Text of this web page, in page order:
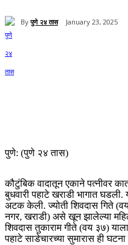
By पुणे २४ तास January 23, 2025
पुणे: (पुणे २४ तास)
कौटुंबिक वादातून एकाने पत्नीवर
बुधवारी पहाटे खराडी भागात
अटक केली. ज्योती शिवदास गिते
नगर, खराडी) असे खून झालेल्या
शिवदास तुकाराम गीते (वय ३७)
पहाटे साडेचारच्या सुमारास ही